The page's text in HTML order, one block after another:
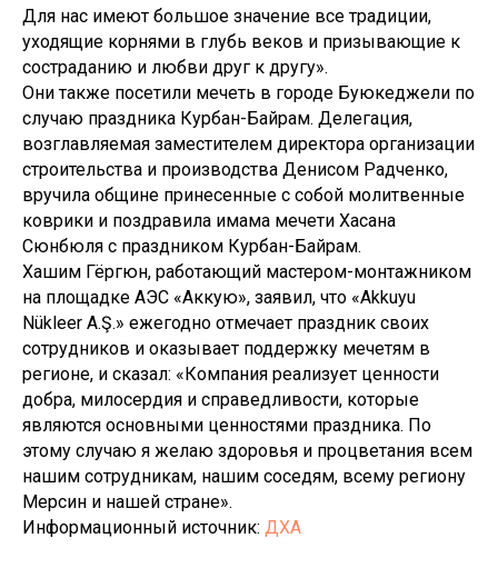
Для нас имеют большое значение все традиции,
уходящие корнями в глубь веков и призывающие к
состраданию и любви друг к другу».
Они также посетили мечеть в городе Буюкеджели по
случаю праздника Курбан-Байрам. Делегация,
возглавляемая заместителем директора организации
строительства и производства Денисом Радченко,
вручила общине принесенные с собой молитвенные
коврики и поздравила имама мечети Хасана
Сюнбюля с праздником Курбан-Байрам.
Хашим Гёргюн, работающий мастером-монтажником
на площадке АЭС «Аккую», заявил, что «Аkkuyu
Nükleer A.Ş.» ежегодно отмечает праздник своих
сотрудников и оказывает поддержку мечетям в
регионе, и сказал: «Компания реализует ценности
добра, милосердия и справедливости, которые
являются основными ценностями праздника. По
этому случаю я желаю здоровья и процветания всем
нашим сотрудникам, нашим соседям, всему региону
Мерсин и нашей стране».
Информационный источник: ДХА